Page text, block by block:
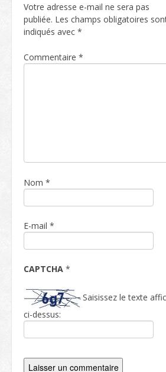
Votre adresse e-mail ne sera pas
publiée. Les champs obligatoires
indiqués avec *
Commentaire *
Nom *
E-mail *
CAPTCHA *
Saisissez le texte
ci-dessus: